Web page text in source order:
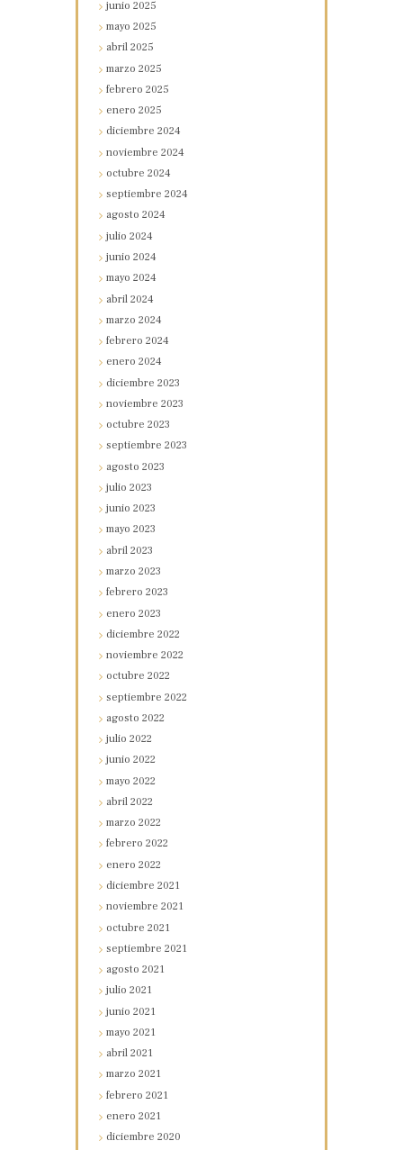
junio2025
mayo2025
abril2025
marzo2025
febrero2025
enero2025
diciembre2024
noviembre2024
octubre2024
septiembre2024
agosto2024
julio2024
junio2024
mayo2024
abril2024
marzo2024
febrero2024
enero2024
diciembre2023
noviembre2023
octubre2023
septiembre2023
agosto2023
julio2023
junio2023
mayo2023
abril2023
marzo2023
febrero2023
enero2023
diciembre2022
noviembre2022
octubre2022
septiembre2022
agosto2022
julio2022
junio2022
mayo2022
abril2022
marzo2022
febrero2022
enero2022
diciembre2021
noviembre2021
octubre2021
septiembre2021
agosto2021
julio2021
junio2021
mayo2021
abril2021
marzo2021
febrero2021
enero2021
diciembre2020